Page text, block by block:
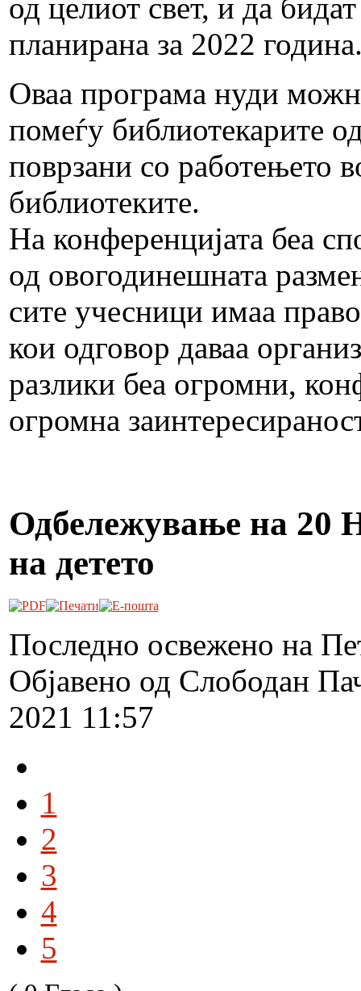
од целиот свет, и да
планирана за 2022
Оваа програма нуди
помеѓу библиотекарите
поврзани со работењето
библиотеките.
На конференцијата беа
од овогодинешната
сите учесници имаа
кои одговор даваа
разлики беа огромни,
огромна
Одбележување на 20
на детето
Последно освежено на
Објавено од Слободан
2021 11:57
1
2
3
4
5